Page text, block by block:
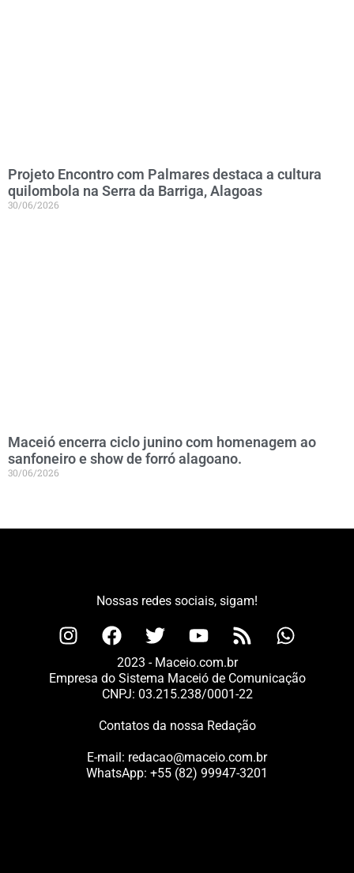
Projeto Encontro com Palmares destaca a cultura
quilombola na Serra da Barriga, Alagoas
30/06/2026
Maceió encerra ciclo junino com homenagem ao
sanfoneiro e show de forró alagoano.
30/06/2026
Nossas redes sociais, sigam!
2023 - Maceio.com.br
Empresa do Sistema Maceió de Comunicação
CNPJ: 03.215.238/0001-22
Contatos da nossa Redação
E-mail: redacao@maceio.com.br
WhatsApp: +55 (82) 99947-3201